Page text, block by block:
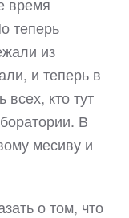
теперь
из
и теперь в
кто тут
В
месиву и
о том, что